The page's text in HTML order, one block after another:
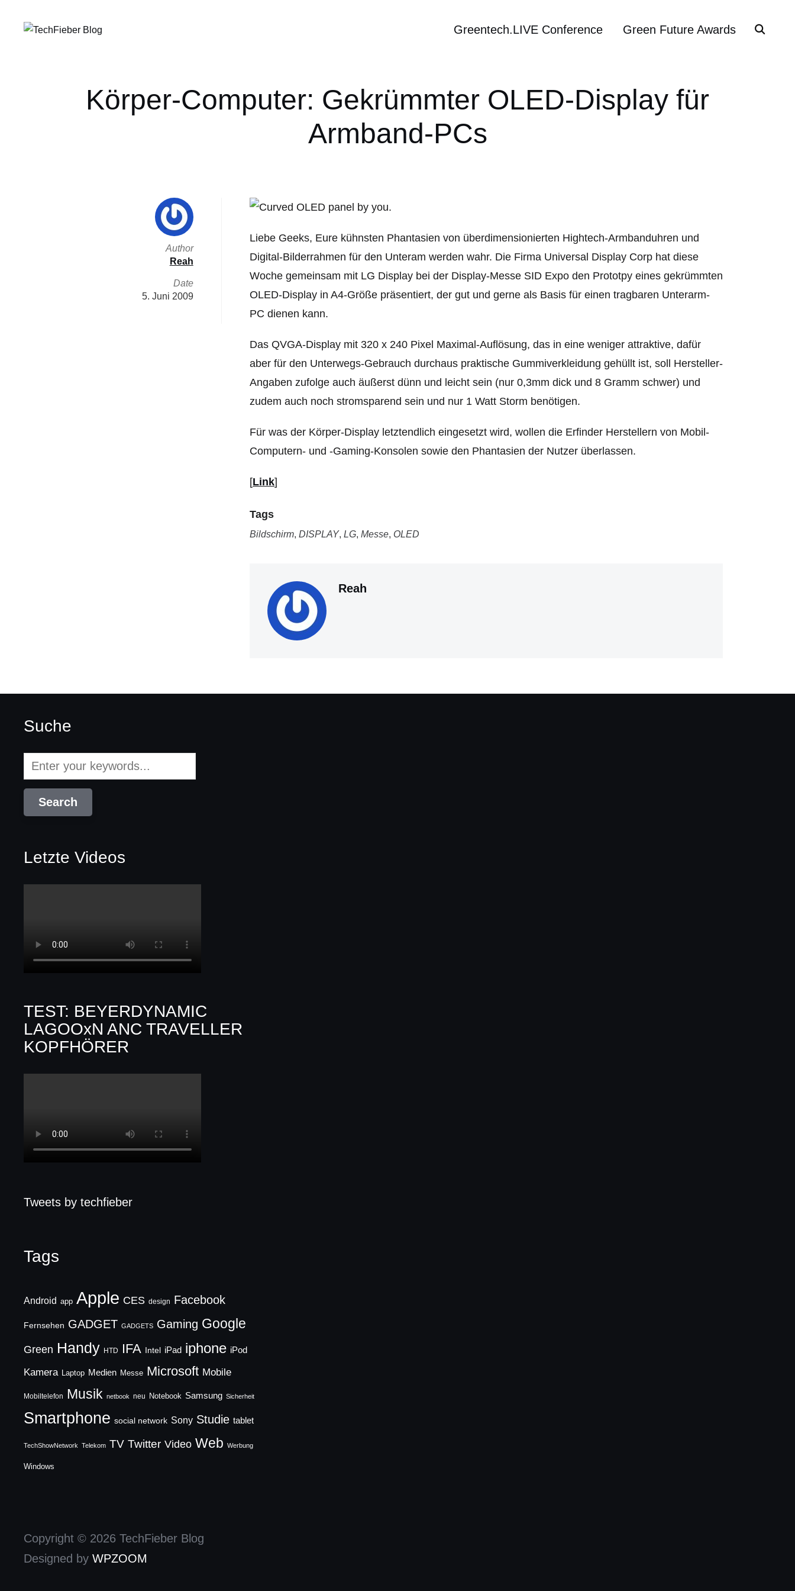
Greentech.LIVE Conference Green Future Awards
Körper-Computer: Gekrümmter OLED-Display für
Armband-PCs
Liebe Geeks, Eure kühnsten Phantasien von überdimensionierten Hightech-Armbanduhren und
Digital-Bilderrahmen für den Unteram werden wahr. Die Firma Universal Display Corp hat diese
Woche gemeinsam mit LG Display bei der Display-Messe SID Expo den Prototpy eines gekrümmten
OLED-Display in A4-Größe präsentiert, der gut und gerne als Basis für einen tragbaren Unterarm-
PC dienen kann.
Das QVGA-Display mit 320 x 240 Pixel Maximal-Auflösung, das in eine weniger attraktive, dafür
aber für den Unterwegs-Gebrauch durchaus praktische Gummiverkleidung gehüllt ist, soll Hersteller-
Angaben zufolge auch äußerst dünn und leicht sein (nur 0,3mm dick und 8 Gramm schwer) und
zudem auch noch stromsparend sein und nur 1 Watt Storm benötigen.
Für was der Körper-Display letztendlich eingesetzt wird, wollen die Erfinder Herstellern von Mobil-
Computern- und -Gaming-Konsolen sowie den Phantasien der Nutzer überlassen.
[Link]
Tags
Bildschirm, DISPLAY, LG, Messe, OLED
Reah
Author
Reah
Date
5. Juni 2009
Suche
Letzte Videos
TEST: BEYERDYNAMIC
LAGOOxN ANC TRAVELLER
KOPFHÖRER
Tweets by techfieber
Tags
Android app Apple CES design Facebook
Fernsehen GADGET GADGETS Gaming Google
Green Handy HTD IFA Intel iPad iphone iPod
Kamera Laptop Medien Messe Microsoft Mobile
Mobiltelefon Musik netbook neu Notebook Samsung Sicherheit
Smartphone social network Sony Studie tablet
TechShowNetwork Telekom TV Twitter Video Web Werbung
Windows
Copyright © 2026 TechFieber Blog
Designed byWPZOOM